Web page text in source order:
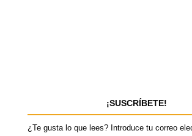
¡SUSCRÍBETE!
¿Te gusta lo que lees? Introduce tu correo